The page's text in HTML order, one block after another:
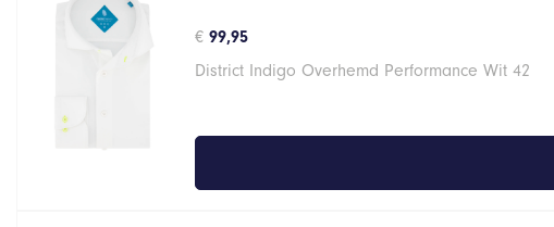
€ 99,95
District Indigo Overhemd Performance Wit 42